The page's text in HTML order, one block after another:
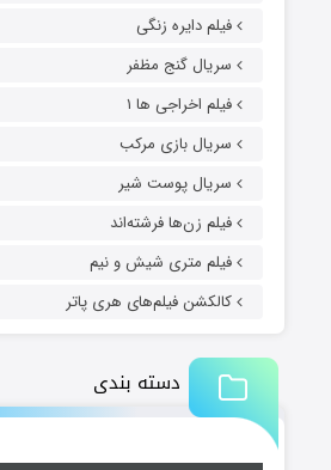
فیلم دایره زنگی
سریال گنج مظفر
فیلم اخراجی ها ۱
سریال بازی مرکب
سریال پوست شیر
فیلم زن‌ها فرشته‌اند
فیلم متری شیش و نیم
کالکشن فیلم‌های هری پاتر
دسته بندی